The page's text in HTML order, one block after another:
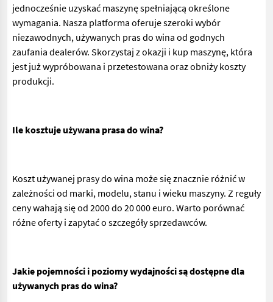
jednocześnie uzyskać maszynę spełniającą określone
wymagania. Nasza platforma oferuje szeroki wybór
niezawodnych, używanych pras do wina od godnych
zaufania dealerów. Skorzystaj z okazji i kup maszynę, która
jest już wypróbowana i przetestowana oraz obniży koszty
produkcji.
Ile kosztuje używana prasa do wina?
Koszt używanej prasy do wina może się znacznie różnić w
zależności od marki, modelu, stanu i wieku maszyny. Z reguły
ceny wahają się od 2000 do 20 000 euro. Warto porównać
różne oferty i zapytać o szczegóły sprzedawców.
Jakie pojemności i poziomy wydajności są dostępne dla
używanych pras do wina?